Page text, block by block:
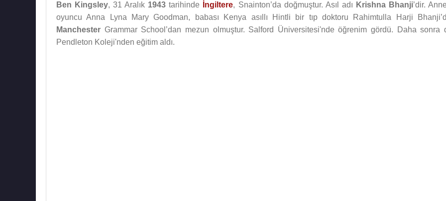
Ben Kingsley, 31 Aralık 1943 tarihinde İngiltere, Snainton’da doğmuştur. Asıl adı Krishna Bhanji’dir.
oyuncu Anna Lyna Mary Goodman, babası Kenya asıllı Hintli bir tıp doktoru Rahimtulla Harji
Manchester Grammar School’dan mezun olmuştur. Salford Üniversitesi'nde öğrenim gördü. Daha sonra
Pendleton Koleji'nden eğitim aldı.